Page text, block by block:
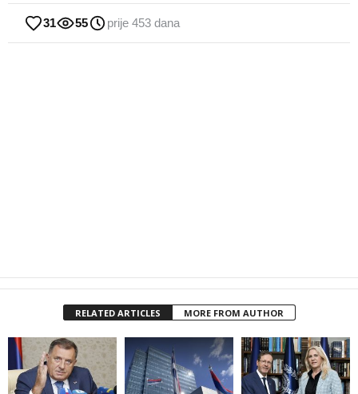
31 55 prije 453 dana
RELATED ARTICLES MORE FROM AUTHOR